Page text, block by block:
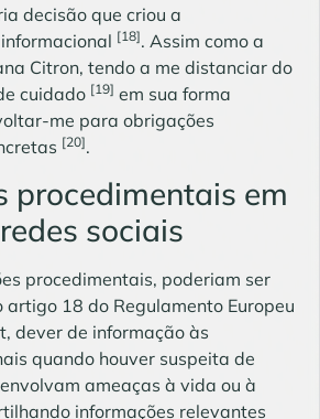
decisão que criou a
[18]. Assim como a
Citron, tendo a me distanciar do
cuidado [19] em sua forma
me para obrigações
[20].
procedimentais em
sociais
procedimentais, poderiam ser
artigo 18 do Regulamento Europeu
dever de informação às
quando houver suspeita de
ameaças à vida ou à
informações relevantes